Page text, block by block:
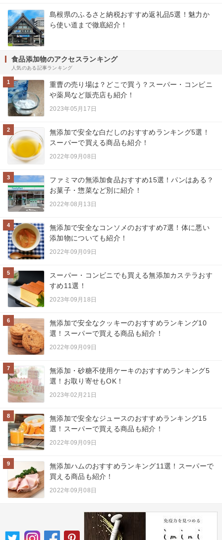
島根県のふるさと納税おすすめ返礼品5選！魅力か
ら使い道まで徹底紹介！
食品添加物のアクセスランキング
人気のある記事ランキング
1
重曹の売り場は？どこで買う？スーパー・コンビニ
や薬局など販売店も紹介！
2023年05月17日
2
無添加で安全な白だしのおすすめランキング5選！
スーパーで買える商品も紹介！
2022年09月08日
3
ファミマの無添加食品おすすめ15選！パンはある？
お菓子・惣菜など別に紹介！
2022年08月13日
4
無添加で安全なコンソメのおすすめ7選！体に悪い
添加物についても紹介！
2022年09月09日
5
スーパー・コンビニでも買える無添加カステラおす
すめ11選！
2023年09月18日
6
無添加で安全なクッキーのおすすめランキング10
選！スーパーで買える商品も紹介！
2022年09月09日
7
無添加・砂糖不使用ケーキのおすすめランキング5
選！お取り寄せもOK！
2023年02月21日
8
無添加で安全なジュースのおすすめランキング15
選！スーパーで買える商品も紹介！
2022年09月09日
9
無添加ハムのおすすめランキング11選！スーパーで
買える商品も紹介！
2022年09月08日